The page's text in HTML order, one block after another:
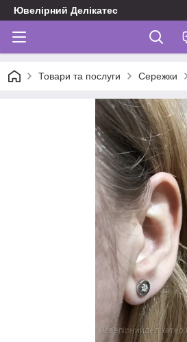
Ювелірний Делікатес
Товари та послуги Сережки